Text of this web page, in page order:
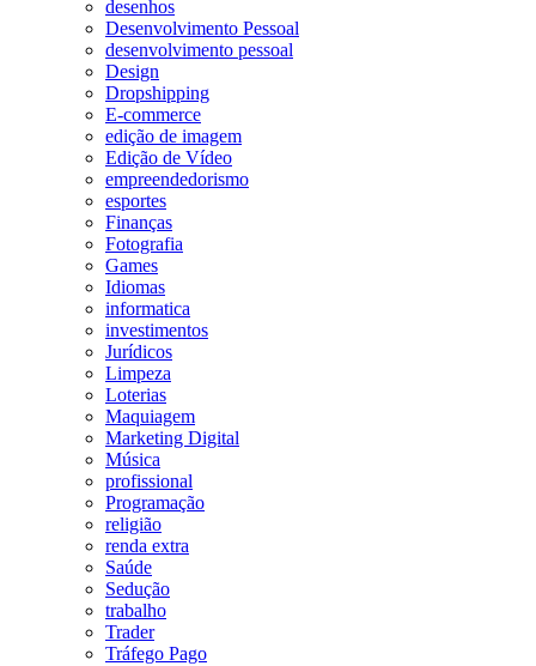
desenhos
Desenvolvimento Pessoal
desenvolvimento pessoal
Design
Dropshipping
E-commerce
edição de imagem
Edição de Vídeo
empreendedorismo
esportes
Finanças
Fotografia
Games
Idiomas
informatica
investimentos
Jurídicos
Limpeza
Loterias
Maquiagem
Marketing Digital
Música
profissional
Programação
religião
renda extra
Saúde
Sedução
trabalho
Trader
Tráfego Pago